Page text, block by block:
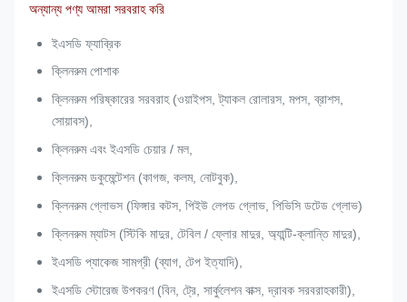
অন্যান্য পণ্য আমরা সরবরাহ করি
ইএসডি ফ্যাব্রিক
ক্লিনরুম পোশাক
ক্লিনরুম পরিষ্কারের সরবরাহ (ওয়াইপস, ট্যাকল রোলারস, মপস, ব্রাশস,
সোয়াবস),
ক্লিনরুম এবং ইএসডি চেয়ার / মল,
ক্লিনরুম ডকুমেন্টেশন (কাগজ, কলম, নোটবুক),
ক্লিনরুম গ্লোভস (ফিঙ্গার কটস, পিইউ লেপড গ্লোভ, পিভিসি ডটেড গ্লোভ)
ক্লিনরুম ম্যাটস (স্টিকি মাদুর, টেবিল / ফ্লোর মাদুর, অ্যান্টি-ক্লান্তি মাদুর),
ইএসডি প্যাকেজ সামগ্রী (ব্যাগ, টেপ ইত্যাদি),
ইএসডি স্টোরেজ উপকরণ (বিন, ট্রে, সার্কুলেশন বাক্স, দ্রাবক সরবরাহকারী),